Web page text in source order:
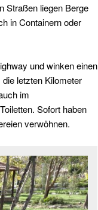
Straßen liegen Berge
in Containern oder
und winken einen
letzten Kilometer
im
Sofort haben
verwöhnen.